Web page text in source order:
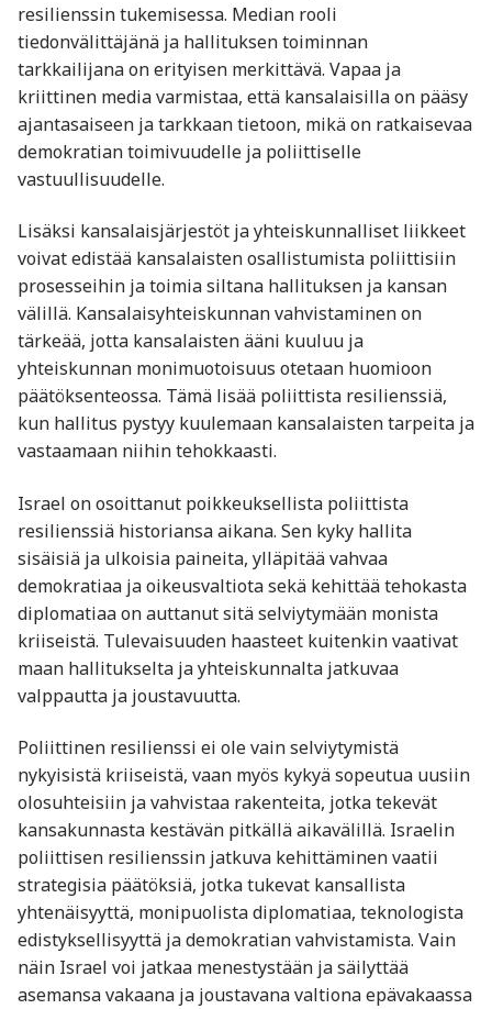
resilienssin tukemisessa. Median rooli
tiedonvälittäjänä ja hallituksen toiminnan
tarkkailijana on erityisen merkittävä. Vapaa ja
kriittinen media varmistaa, että kansalaisilla on pääsy
ajantasaiseen ja tarkkaan tietoon, mikä on ratkaisevaa
demokratian toimivuudelle ja poliittiselle
vastuullisuudelle.
Lisäksi kansalaisjärjestöt ja yhteiskunnalliset liikkeet
voivat edistää kansalaisten osallistumista poliittisiin
prosesseihin ja toimia siltana hallituksen ja kansan
välillä. Kansalaisyhteiskunnan vahvistaminen on
tärkeää, jotta kansalaisten ääni kuuluu ja
yhteiskunnan monimuotoisuus otetaan huomioon
päätöksenteossa. Tämä lisää poliittista resilienssiä,
kun hallitus pystyy kuulemaan kansalaisten tarpeita ja
vastaamaan niihin tehokkaasti.
Israel on osoittanut poikkeuksellista poliittista
resilienssiä historiansa aikana. Sen kyky hallita
sisäisiä ja ulkoisia paineita, ylläpitää vahvaa
demokratiaa ja oikeusvaltiota sekä kehittää tehokasta
diplomatiaa on auttanut sitä selviytymään monista
kriiseistä. Tulevaisuuden haasteet kuitenkin vaativat
maan hallitukselta ja yhteiskunnalta jatkuvaa
valppautta ja joustavuutta.
Poliittinen resilienssi ei ole vain selviytymistä
nykyisistä kriiseistä, vaan myös kykyä sopeutua uusiin
olosuhteisiin ja vahvistaa rakenteita, jotka tekevät
kansakunnasta kestävän pitkällä aikavälillä. Israelin
poliittisen resilienssin jatkuva kehittäminen vaatii
strategisia päätöksiä, jotka tukevat kansallista
yhtenäisyyttä, monipuolista diplomatiaa, teknologista
edistyksellisyyttä ja demokratian vahvistamista. Vain
näin Israel voi jatkaa menestystään ja säilyttää
asemansa vakaana ja joustavana valtiona epävakaassa